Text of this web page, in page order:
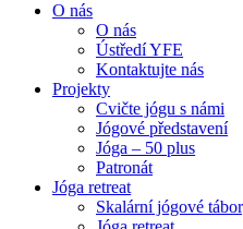
O nás
O nás
Ústředí YFE
Kontaktujte nás
Projekty
Cvičte jógu s námi
Jógové představení
Jóga – 50 plus
Patronát
Jóga retreat
Skalární jógové